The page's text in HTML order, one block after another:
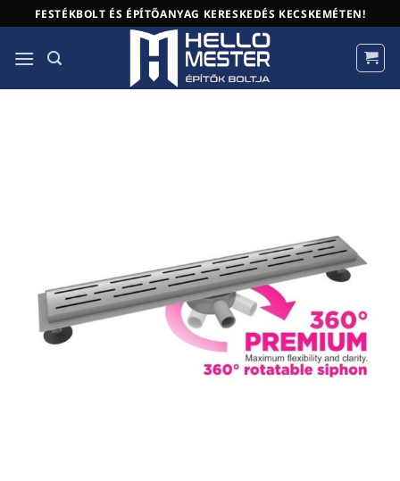
to
content
FESTÉKBOLT ÉS ÉPÍTŐANYAG KERESKEDÉS KECSKEMÉTEN!